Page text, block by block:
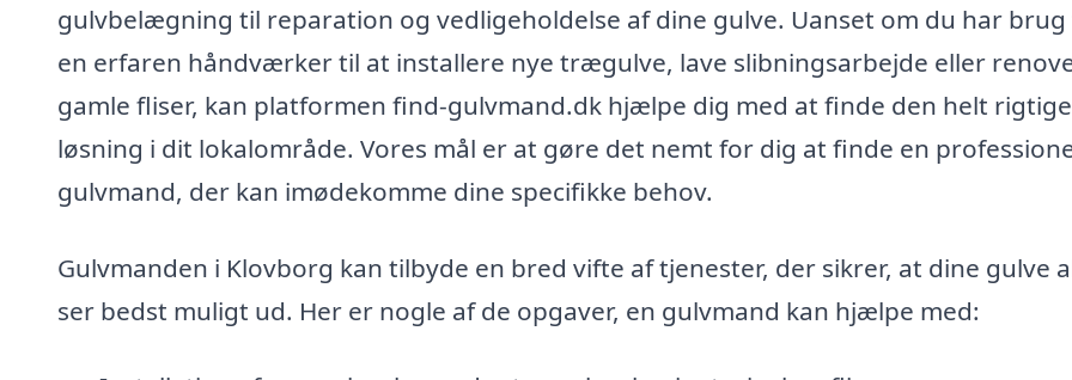
gulvbelægning til reparation og vedligeholdelse af dine gulve. Uanset om du har
en erfaren håndværker til at installere nye trægulve, lave slibningsarbejde eller
gamle fliser, kan platformen find-gulvmand.dk hjælpe dig med at finde den helt rigtige
løsning i dit lokalområde. Vores mål er at gøre det nemt for dig at finde en
gulvmand, der kan imødekomme dine specifikke behov.
Gulvmanden i Klovborg kan tilbyde en bred vifte af tjenester, der sikrer, at dine gulve
ser bedst muligt ud. Her er nogle af de opgaver, en gulvmand kan hjælpe med: